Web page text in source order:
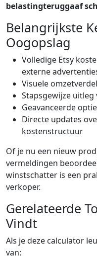
belastingteruggaaf
Belangrijkste
Oogopslag
Volledige Etsy
externe
Visuele
Stapsgewijze
Geavanceerde
Directe updates
kostenstructuur
Of je nu een nieuw
vermeldingen
winstschatter is een
verkoper.
Gerelateerde
Vindt
Als je deze calculator
van: